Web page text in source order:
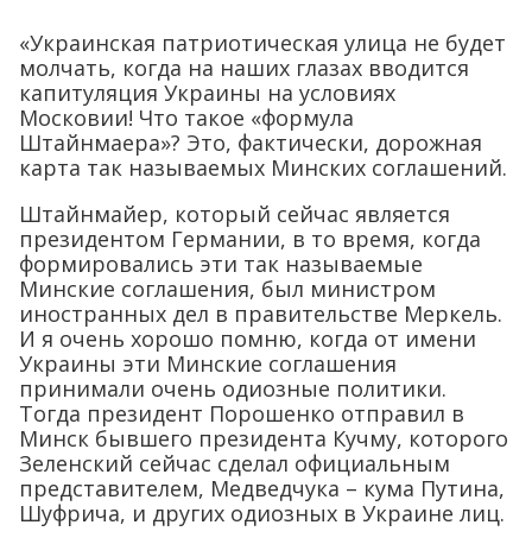
«Украинская патриотическая улица не будет
молчать, когда на наших глазах вводится
капитуляция Украины на условиях
Московии! Что такое «формула
Штайнмаера»? Это, фактически, дорожная
карта так называемых Минских соглашений.
Штайнмайер, который сейчас является
президентом Германии, в то время, когда
формировались эти так называемые
Минские соглашения, был министром
иностранных дел в правительстве Меркель.
И я очень хорошо помню, когда от имени
Украины эти Минские соглашения
принимали очень одиозные политики.
Тогда президент Порошенко отправил в
Минск бывшего президента Кучму, которого
Зеленский сейчас сделал официальным
представителем, Медведчука – кума Путина,
Шуфрича, и других одиозных в Украине лиц.